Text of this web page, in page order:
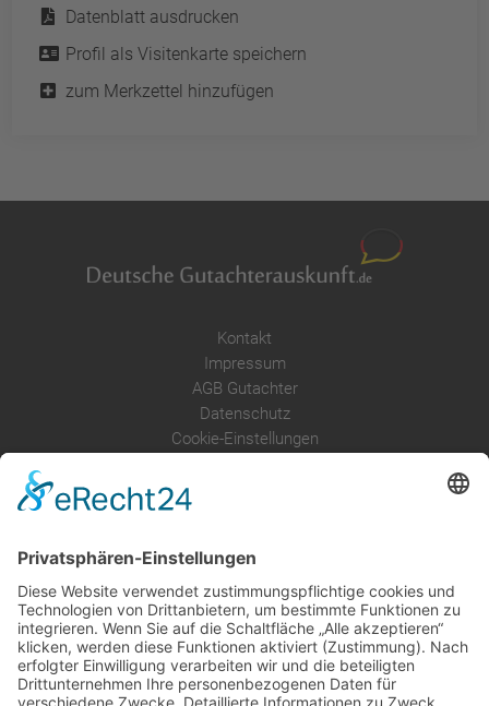
Akzeptieren
powered by Usercentrics Consent
Management Platform
Datenblatt ausdrucken
Profil als Visitenkarte speichern
zum Merkzettel hinzufügen
Kontakt
Impressum
AGB Gutachter
Datenschutz
Cookie-Einstellungen
Kosten im Überblick
AGB Nutzer
Gutachter suchen
Gutachter Blog
Auftragsbörse